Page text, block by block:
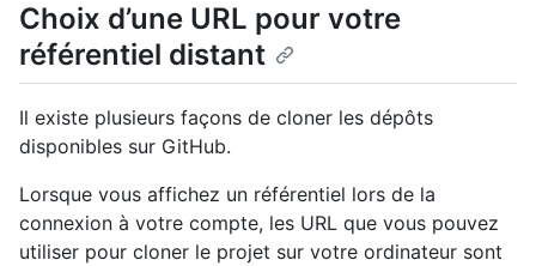
Choix d’une URL pour votre
référentiel distant
Il existe plusieurs façons de cloner les dépôts
disponibles sur GitHub.
Lorsque vous affichez un référentiel lors de la
connexion à votre compte, les URL que vous pouvez
utiliser pour cloner le projet sur votre ordinateur sont